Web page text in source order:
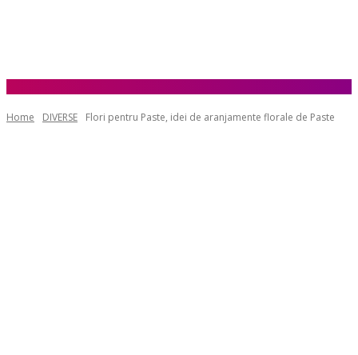
Home DIVERSE Flori pentru Paste, idei de aranjamente florale de Paste